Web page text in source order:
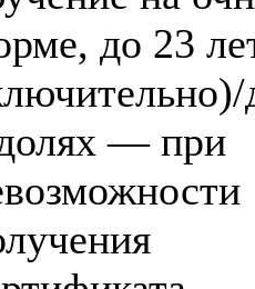
до 23
— при